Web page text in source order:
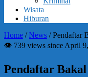
Wisata
Hiburan
Home /News /Pendaftar
👁 739 views since April
Pendaftar